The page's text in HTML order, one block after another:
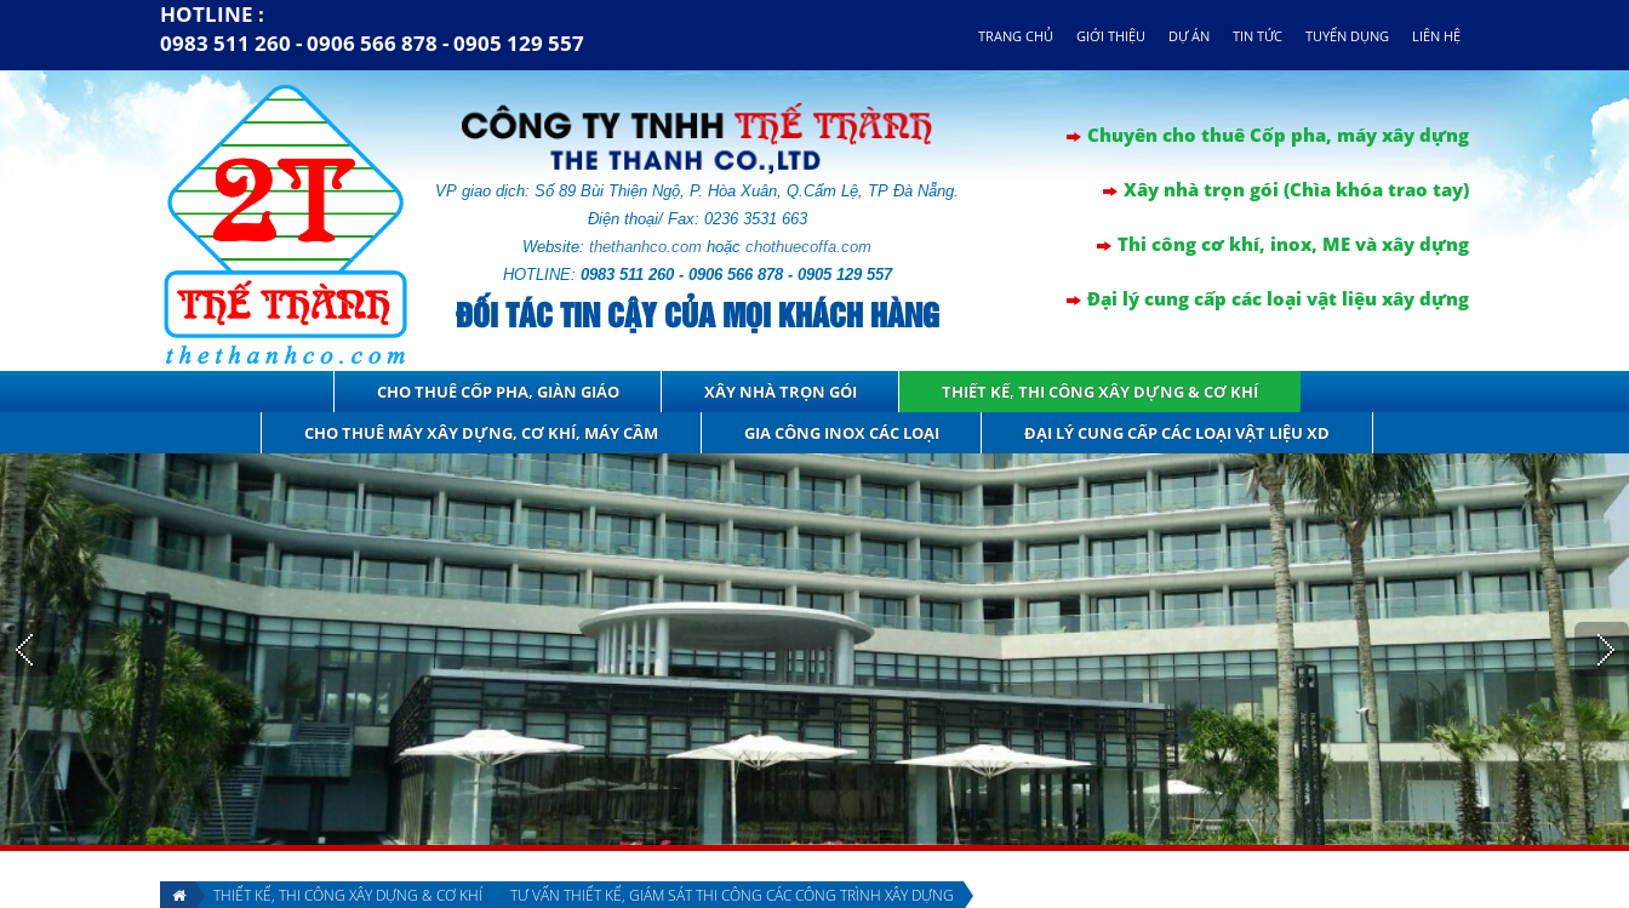
HOTLINE :
0983 511 260 - 0906 566 878 -0905 129 557 TRANG CHỦ GIỚI THIỆU DỰ ÁN TIN TỨC TUYỂN DỤNG LIÊN HỆ
VP giao dịch: Số 89 Bùi Thiện Ngộ, P. Hòa Xuân, Q.Cẩm Lệ, TP Đà Nẵng.
Điện thoại/ Fax: 0236 3531 663
Website: thethanhco.com hoặc chothuecoffa.com
HOTLINE: 0983 511 260 - 0906 566 878 - 0905 129 557
ĐỐI TÁC TIN CẬY CỦA MỌI KHÁCH HÀNG
Chuyên cho thuê Cốp pha, máy xây dựng
Xây nhà trọn gói (Chìa khóa trao tay)
Thi công cơ khí, inox, ME và xây dựng
Đại lý cung cấp các loại vật liệu xây dựng
CHO THUÊ CỐP PHA, GIÀN GIÁO XÂY NHÀ TRỌN GÓI
THIẾT KẾ, THI CÔNG XÂY DỰNG & CƠ KHÍ
CHO THUÊ MÁY XÂY DỰNG, CƠ KHÍ, MÁY CẦM
GIA CÔNG INOX CÁC LOẠI ĐẠI LÝ CUNG CẤP CÁC LOẠI VẬT LIỆU XD
THIẾT KẾ, THI CÔNG XÂY DỰNG & CƠ KHÍ TƯ VẤN THIẾT KẾ, GIÁM SÁT THI CÔNG CÁC CÔNG TRÌNH XÂY DỰNG